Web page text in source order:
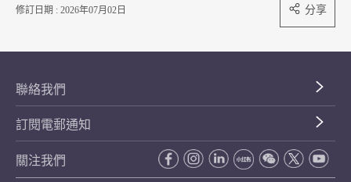
修訂日期 : 2026年07月02日 分享
聯絡我們
訂閱電郵通知
關注我們